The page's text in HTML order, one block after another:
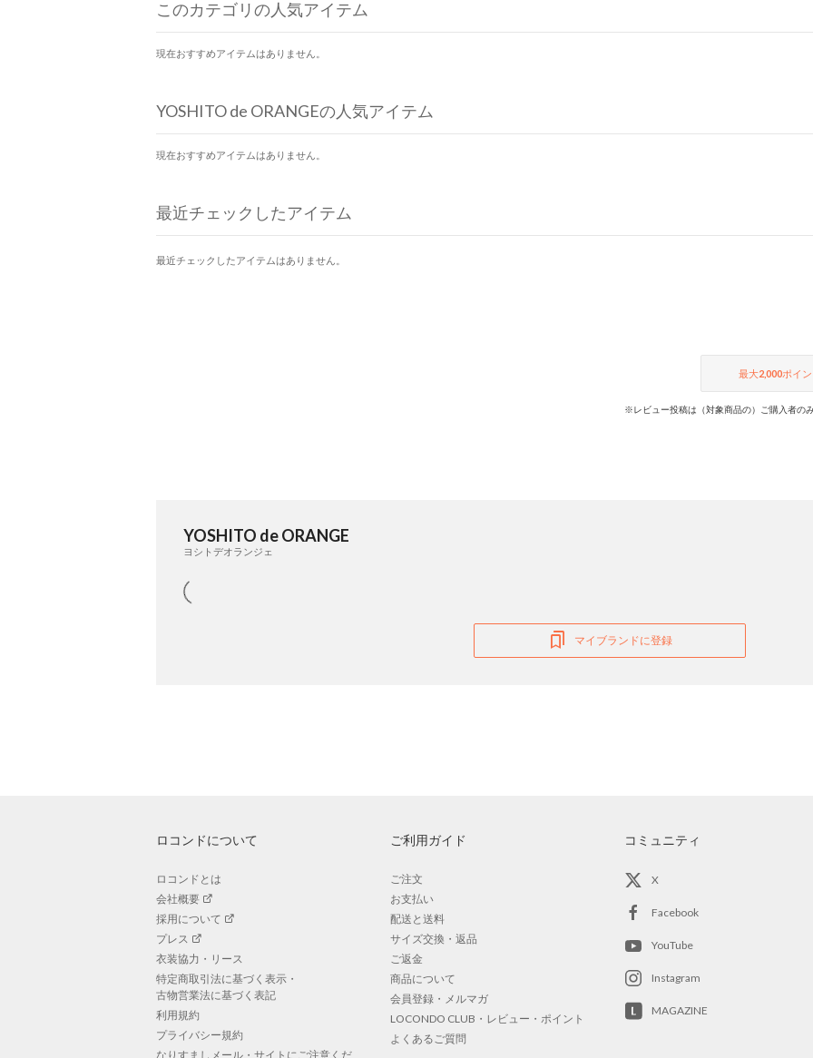
このカテゴリの人気アイテム
現在おすすめアイテムはありません。
YOSHITO de ORANGEの人気アイテム
現在おすすめアイテムはありません。
最近チェックしたアイテム
最近チェックしたアイテムはありません。
最大2,000ポイ
※レビュー投稿は（対象商品の）ご購入者の
YOSHITO de ORANGE
ヨシトデオランジェ
マイブランドに登録
ロコンドについて
ロコンドとは
会社概要
採用について
プレス
衣装協力・リース
特定商取引法に基づく表示・
古物営業法に基づく表記
利用規約
プライバシー規約
なりすましメール・サイトにご注意くだ
ご利用ガイド
ご注文
お支払い
配送と送料
サイズ交換・返品
ご返金
商品について
会員登録・メルマガ
LOCONDO CLUB・レビュー・ポイント
よくあるご質問
コミュニティ
X
Facebook
YouTube
Instagram
MAGAZINE